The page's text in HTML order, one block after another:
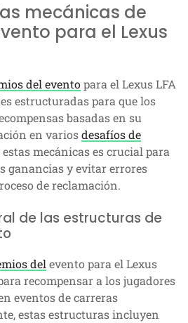
mecánicas de
para el Lexus
del eventopara el Lexus LFA
estructuradas para que los
basadas en su
en variosdesafíos de
mecánicas es crucial para
ganancias y evitar errores
de reclamación.
de las estructuras de
delevento para el Lexus
recompensar a los jugadores
eventos de carreras
estas estructuras incluyen